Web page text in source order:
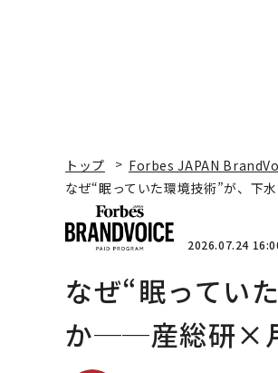
トップ Forbes JAPAN
なぜ“眠っていた環境技術”が、
2026.07.24
なぜ“眠ってい
か──産総研×